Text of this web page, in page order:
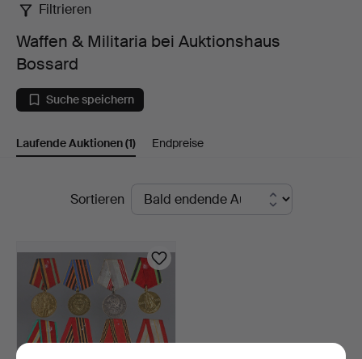
Waffen
Militaria
bei
Bossard
Filtrieren
Waffen & Militaria bei Auktionshaus
Bossard
Suche speichern
Laufende Auktionen(1) Endpreise
LaufendeSortieren